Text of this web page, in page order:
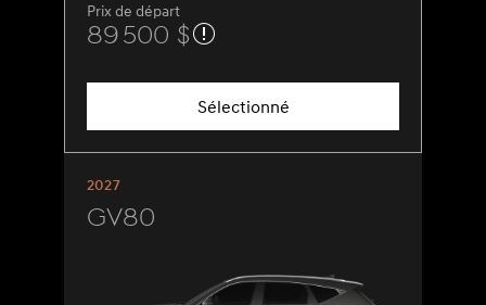
Prix de départ
89 500 $
Sélectionné
2027
GV80